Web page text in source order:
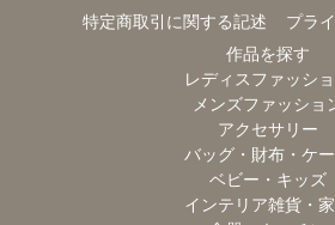
特定商取引に関する記述
プラ
作品を探す
レディスファッシ
メンズファッショ
アクセサリー
バッグ・財布・ケ
ベビー・キッズ
インテリア雑貨・